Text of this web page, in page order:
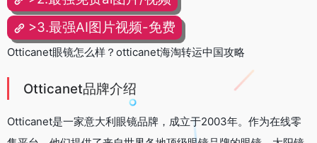
>3.最强AI图片视频-免费
Otticanet眼镜怎么样？otticanet海淘转运中国攻略
Otticanet品牌介绍
Otticanet是一家意大利眼镜品牌，成立于2003年。作为在线零